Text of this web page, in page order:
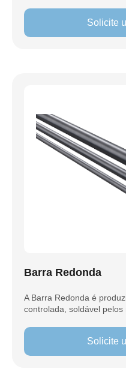
Solicite
Barra Redonda
A Barra Redonda é
controlada, soldável pelos
Solicite